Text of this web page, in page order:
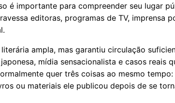
é importante para compreender seu lugar
editoras, programas de TV, imprensa
ampla, mas garantiu circulação
mídia sensacionalista e casos reais
quer três coisas ao mesmo
ou materiais ele publicou depois de se